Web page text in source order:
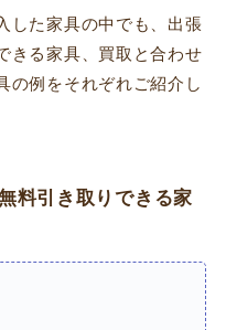
した家具の中でも、出張
きる家具、買取と合わせ
の例をそれぞれご紹介し
料引き取りできる家